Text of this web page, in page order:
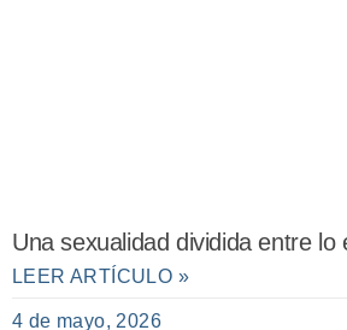
Una sexualidad dividida entre lo
LEER ARTÍCULO »
4 de mayo, 2026